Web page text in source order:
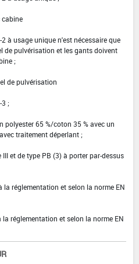
cabine
à usage unique n'est nécessaire que
de pulvérisation et les gants doivent
;
de pulvérisation
3 ;
polyester 65 %/coton 35 % avec un
traitement déperlant ;
et de type PB (3) à porter par-dessus
réglementation et selon la norme EN
réglementation et selon la norme EN